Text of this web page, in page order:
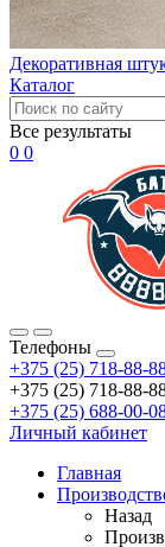
Декоративная
Каталог
Все результаты
0 0
Телефоны
+375 (25) 718-88-
+375 (25) 718-88-
+375 (25) 688-00-
Личный кабинет
Главная
Назад